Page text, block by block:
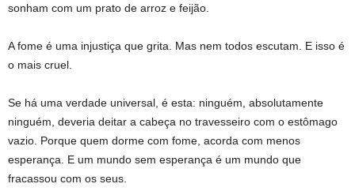
sonham com um prato de arroz e feijão.
A fome é uma injustiça que grita. Mas nem todos escutam. E isso é
o mais cruel.
Se há uma verdade universal, é esta: ninguém, absolutamente
ninguém, deveria deitar a cabeça no travesseiro com o estômago
vazio. Porque quem dorme com fome, acorda com menos
esperança. E um mundo sem esperança é um mundo que
fracassou com os seus.